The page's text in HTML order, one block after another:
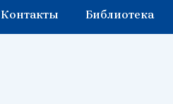
Контакты Библиотека